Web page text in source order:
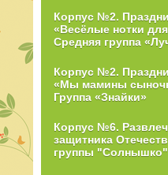
Корпус №2.
«Весёлые нотки
Средняя группа
Корпус №2.
«Мы мамины
Группа «Знайки»
Корпус №6.
защитника
группы